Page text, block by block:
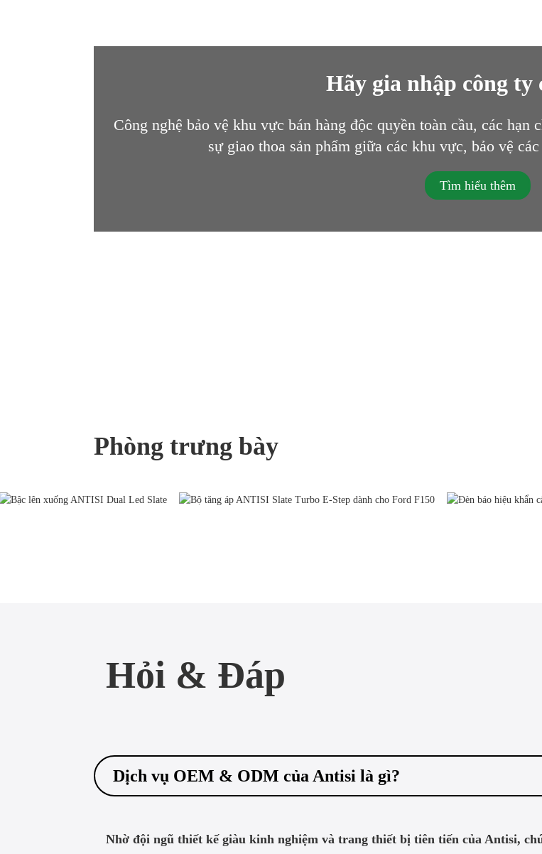
Hãy gia nhập công ty
Công nghệ bảo vệ khu vực bán hàng độc quyền toàn cầu, các
sự giao thoa sản phẩm giữa các khu vực, bảo vệ
Tìm hiểu thêm
Phòng trưng bày
Hỏi & Đáp
Dịch vụ OEM & ODM của Antisi là gì?
Nhờ đội ngũ thiết kế giàu kinh nghiệm và trang thiết bị tiên tiến của Antisi,